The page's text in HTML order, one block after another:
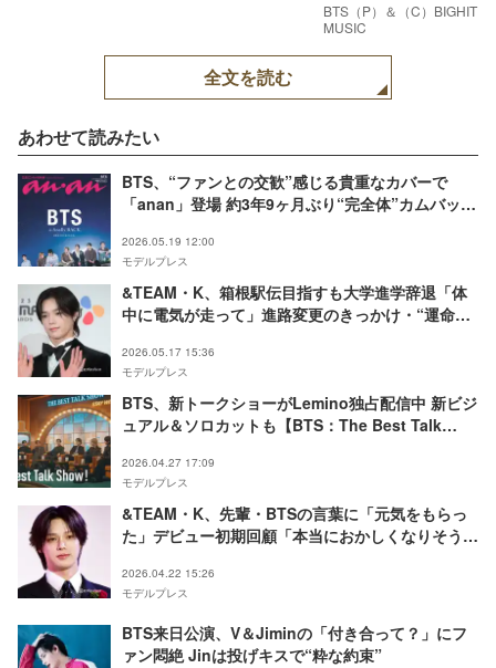
BTS（P）＆（C）BIGHIT
MUSIC
全文を読む
あわせて読みたい
BTS、“ファンとの交歓”感じる貴重なカバーで
「anan」登場 約3年9ヶ月ぶり“完全体”カムバック
2026.05.19 12:00
モデルプレス
&TEAM・K、箱根駅伝目指すも大学進学辞退「体
中に電気が走って」進路変更のきっかけ・“運命的
2026.05.17 15:36
モデルプレス
BTS、新トークショーがLemino独占配信中 新ビジ
ュアル＆ソロカットも【BTS：The Best Talk
2026.04.27 17:09
モデルプレス
&TEAM・K、先輩・BTSの言葉に「元気をもらっ
た」デビュー初期回顧「本当におかしくなりそう
2026.04.22 15:26
モデルプレス
BTS来日公演、V＆Jiminの「付き合って？」にフ
ァン悶絶 Jinは投げキスで“粋な約束”